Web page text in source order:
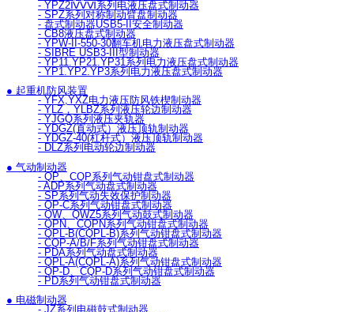
- YPZ2ⅣⅤⅥ系列电液压盘式制动器
- SPZ系列对称制动臂盘制动器
- 盘式制动器USB5-II安全制动器
- CB8液压盘式制动器
- YPW-II-550-30翻车机电力液压盘式制动器
- SIBRE USB3-III型制动器
- YP11.YP21.YP31系列电力液压盘式制动器
- YP1.YP2.YP3系列电力液压盘式制动器
● 起重机防风装置
- YFX,YXZ电力液压防风铁楔制动器
- YLZ，YLBZ系列液压轮边制动器
- YJGQ系列液压夹轨器
- YDGZ(直动式）液压顶轨制动器
- YDGZ-40(杠杆式）液压顶轨制动器
- DLZ系列电动轮边制动器
● 气动制动器
- QP、CQP系列气动钳盘式制动器
- ADP系列气动盘式制动器
- SP系列气动失效保护制动器
- QP-C系列气动钳盘式制动器
- QW、QWZ5系列气动鼓式制动器
- QPN、CQPN系列气动钳盘式制动器
- QPL-B(CQPL-B)系列气动钳盘式制动器
- CQP-A/B/F系列气动钳盘式制动器
- PDA系列气动盘式制动器
- QPL-A(CQPL-A)系列气动钳盘式制动器
- QP-D、CQP-D系列气动钳盘式制动器
- PD系列气动钳盘式制动器
● 电磁制动器
- JZ系列电磁鼓式制动器